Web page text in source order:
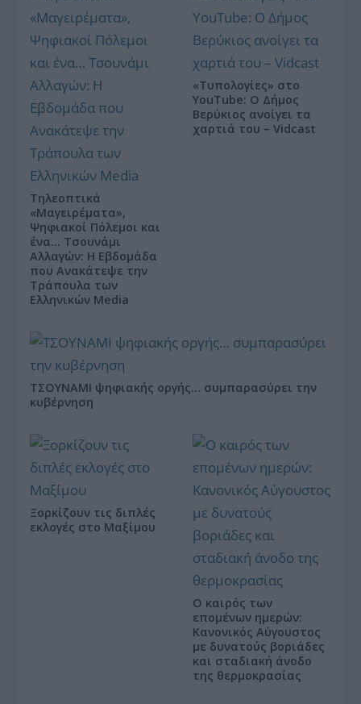
Τηλεοπτικά
«Μαγειρέματα»,
Ψηφιακοί Πόλεμοι και
ένα… Τσουνάμι
Αλλαγών: Η Εβδομάδα
που Ανακάτεψε την
Τράπουλα των
Ελληνικών Media
«Τυπολογίες» στο
YouTube: Ο Δήμος
Βερύκιος ανοίγει τα
χαρτιά του – Vidcast
ΤΣΟΥΝΑΜΙ ψηφιακής οργής… συμπαρασύρει την
κυβέρνηση
Ξορκίζουν τις διπλές
εκλογές στο Μαξίμου
Ο καιρός των
επομένων ημερών:
Κανονικός Αύγουστος
με δυνατούς βοριάδες
και σταδιακή άνοδο
της θερμοκρασίας